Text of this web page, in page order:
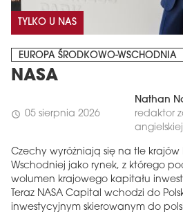
TYLKO U NAS
EUROPA ŚRODKOWO-WSCHODNIA
NASA
schedule 05 sierpnia 2026
Nathan
redaktor
angielskiej
Czechy wyróżniają się na tle krajów
Wschodniej jako rynek, z którego
wolumen krajowego kapitału
Teraz NASA Capital wchodzi do
inwestycyjnym skierowanym do